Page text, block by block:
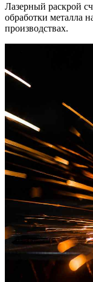
Лазерный раскрой
обработки металла
производствах.